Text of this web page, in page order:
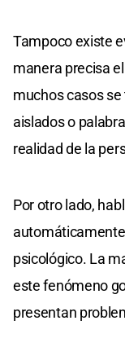
Tampoco existe
manera precisa
muchos casos
aislados o
realidad de la
Por otro lado,
psicológico. La
este fenómeno
presentan